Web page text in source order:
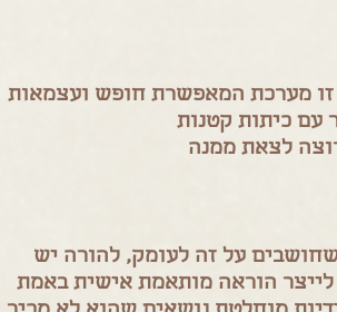
מערכת המאפשרת חופש ועצמאות
עם כיתות קטנות
לצאת ממנה
על זה לעומק, להורה יש
לייצר הוראה מותאמת אישית באמת